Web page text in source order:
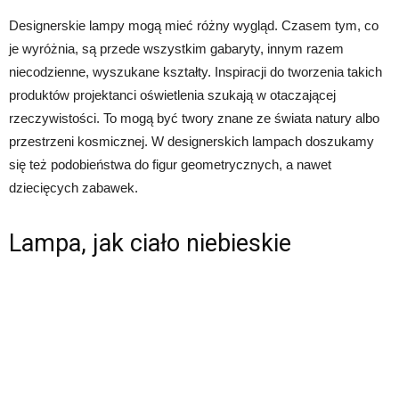
Designerskie lampy mogą mieć różny wygląd. Czasem tym, co
je wyróżnia, są przede wszystkim gabaryty, innym razem
niecodzienne, wyszukane kształty. Inspiracji do tworzenia takich
produktów projektanci oświetlenia szukają w otaczającej
rzeczywistości. To mogą być twory znane ze świata natury albo
przestrzeni kosmicznej. W designerskich lampach doszukamy
się też podobieństwa do figur geometrycznych, a nawet
dziecięcych zabawek.
Lampa, jak ciało niebieskie